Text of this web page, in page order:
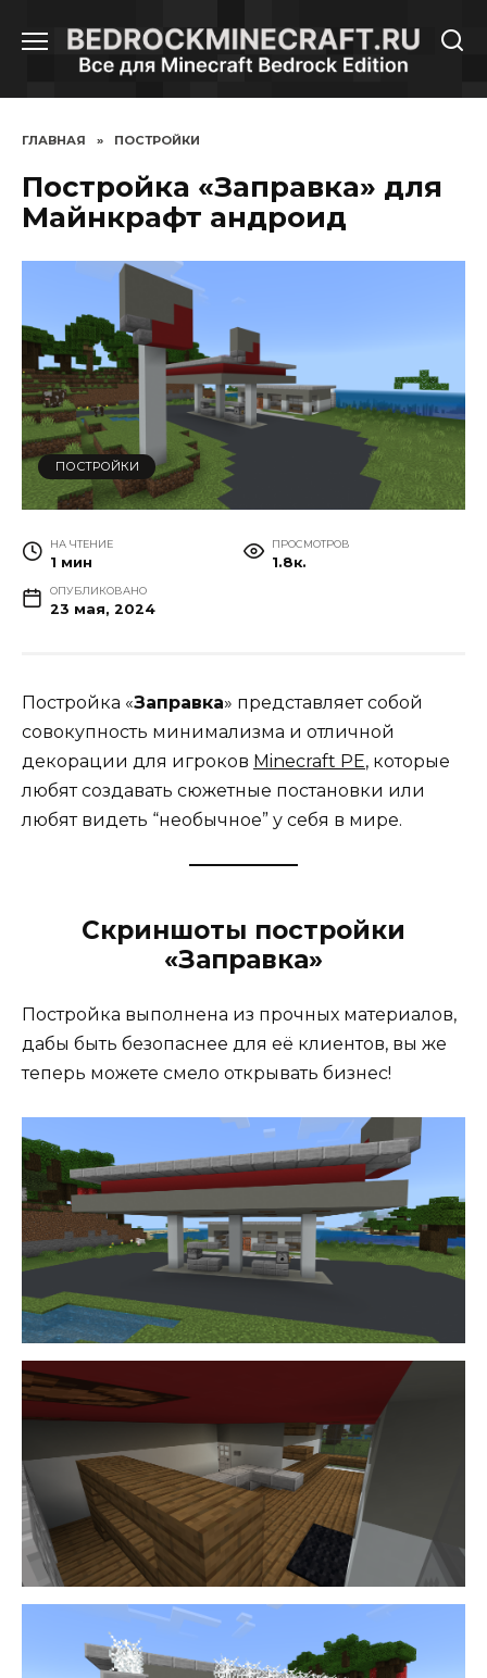
содержанию
ГЛАВНАЯ » ПОСТРОЙКИ
Постройка «Заправка» для
Майнкрафт андроид
ПОСТРОЙКИ
НА ЧТЕНИЕ
1 мин
ПРОСМОТРОВ
1.8к.
ОПУБЛИКОВАНО
23 мая, 2024
Постройка «Заправка» представляет собой
совокупность минимализма и отличной
декорации для игроков Minecraft PE, которые
любят создавать сюжетные постановки или
любят видеть “необычное” у себя в мире.
Скриншоты постройки
«Заправка»
Постройка выполнена из прочных материалов,
дабы быть безопаснее для её клиентов, вы же
теперь можете смело открывать бизнес!